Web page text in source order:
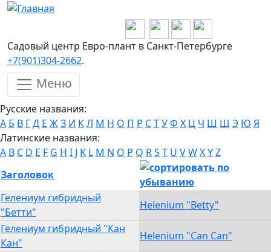
Перейти к основному содержанию
Садовый центр Евро-плант в Санкт-Петербурге
+7(901)304-2662.
Меню
Русские названия:
А Б В ГД Е ЖЗ И КЛ М Н О П Р СТУФ Х Ц Ч Ш ЩЭ Ю Я
Латинские названия:
A B C D E F G H I J K L M N O P Q RS T U VWXYZ
Заголовок
Гелениум гибридный
"Бетти"
Helenium "Betty"
Гелениум гибридный "Кан
Кан"
Helenium "Can Can"